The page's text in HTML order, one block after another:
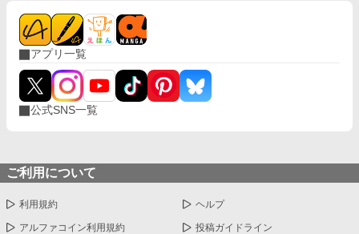
アプリ一覧
公式SNS一覧
ご利用について
利用規約 ヘルプ
アルファコイン利用規約 投稿ガイドライン